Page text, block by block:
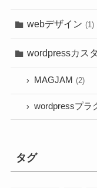
webデザイン (1)
wordpressカス
MAGJAM (2)
wordpressプラ
タグ